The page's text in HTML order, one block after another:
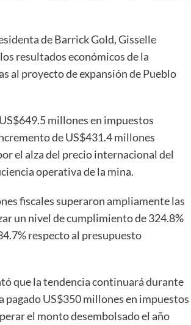
de Barrick Gold, Gisselle
resultados económicos de la
al proyecto de expansión de Pueblo
millones en impuestos
de US$431.4 millones
el alza del precio internacional del
operativa de la mina.
fiscales superaron ampliamente las
un nivel de cumplimiento de 324.8%
respecto al presupuesto
que la tendencia continuará durante
pagado US$350 millones en impuestos
el monto desembolsado el año